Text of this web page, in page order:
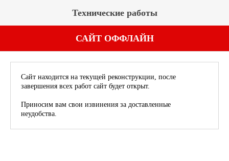
Технические работы
САЙТ ОФФЛАЙН
Сайт находится на текущей реконструкции, после
завершения всех работ сайт будет открыт.
Приносим вам свои извинения за доставленные
неудобства.